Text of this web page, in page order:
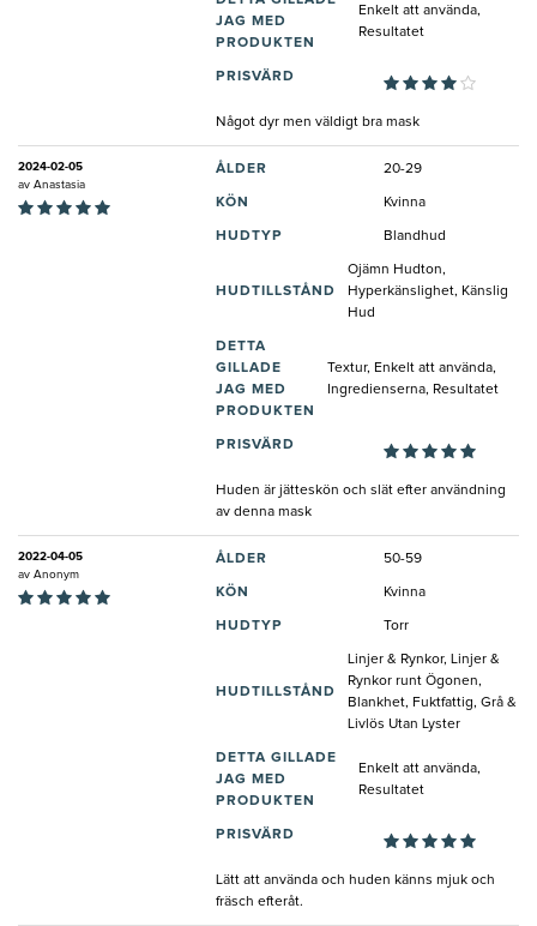
JAG MED
PRODUKTEN
Enkelt att använda,
Resultatet
PRISVÄRD
Något dyr men väldigt bra mask
2024-02-05
av Anastasia
ÅLDER 20-29
KÖN Kvinna
HUDTYP Blandhud
HUDTILLSTÅND
Ojämn Hudton,
Hyperkänslighet, Känslig
Hud
DETTA
GILLADE
JAG MED
PRODUKTEN
Textur, Enkelt att använda,
Ingredienserna, Resultatet
PRISVÄRD
Huden är jätteskön och slät efter användning
av denna mask
2022-04-05
av Anonym
ÅLDER 50-59
KÖN Kvinna
HUDTYP Torr
HUDTILLSTÅND
Linjer & Rynkor, Linjer &
Rynkor runt Ögonen,
Blankhet, Fuktfattig, Grå &
Livlös Utan Lyster
DETTA GILLADE
JAG MED
PRODUKTEN
Enkelt att använda,
Resultatet
PRISVÄRD
Lätt att använda och huden känns mjuk och
fräsch efteråt.